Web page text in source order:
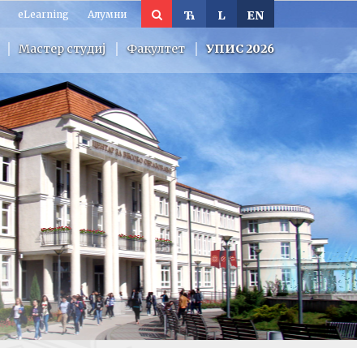
EN
L
Ћ
eLearning Алумни
Мастер студиј Факултет УПИС 2026